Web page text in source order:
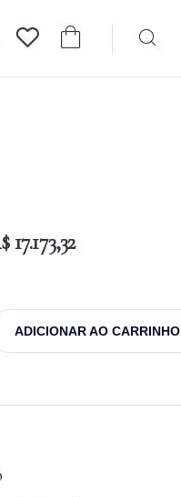
17.173,32
ADICIONAR AO CARRINHO